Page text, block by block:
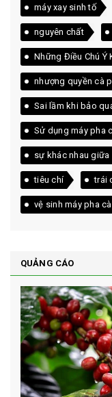
máy xay sinh tố
nguyên chất
Những Điều Chú Ý
nhượng quyền cà
Sai lầm khi bảo
Sử dụng máy pha
sự khác nhau giữa
tiêu chí trái
vệ sinh máy pha
QUẢNG CÁO